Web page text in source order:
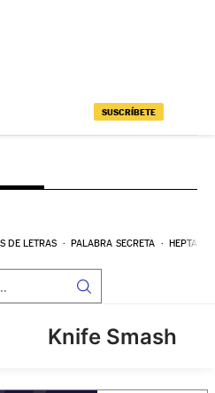
SUSCRÍBETE
DE LETRAS PALABRA SECRETA
Knife Smash